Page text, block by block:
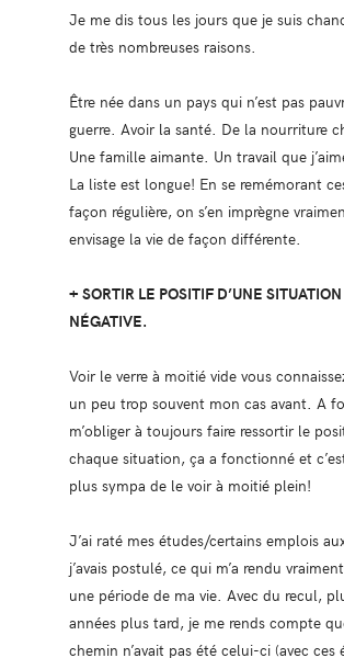
Je me dis tous les jours que je suis
de très nombreuses raisons.
Être née dans un pays qui n’est pas
guerre. Avoir la santé. De la nourriture
Une famille aimante. Un travail que
La liste est longue! En se remémorant
façon régulière, on s’en imprègne
envisage la vie de façon différente.
+ SORTIR LE POSITIF D’UNE SITUATION
NÉGATIVE.
Voir le verre à moitié vide vous
un peu trop souvent mon cas avant. A
m’obliger à toujours faire ressortir le
chaque situation, ça a fonctionné et
plus sympa de le voir à moitié plein!
J’ai raté mes études/certains emplois
j’avais postulé, ce qui m’a rendu
une période de ma vie. Avec du recul,
années plus tard, je me rends compte
chemin n’avait pas été celui-ci (avec ces